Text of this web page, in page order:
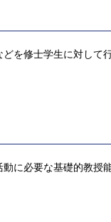
を修士学生に対して
に必要な基礎的教授